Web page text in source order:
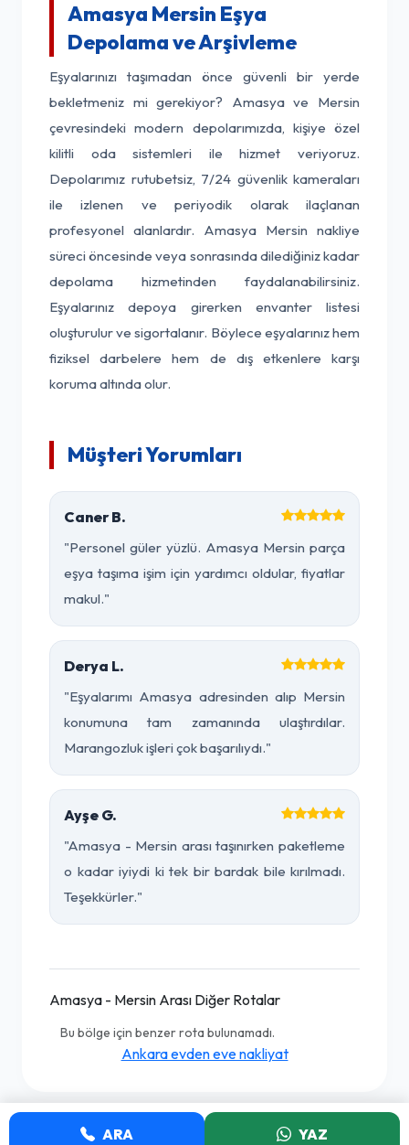
Amasya Mersin Eşya
Depolama ve Arşivleme
Eşyalarınızı taşımadan önce güvenli bir yerde
bekletmeniz mi gerekiyor? Amasya ve Mersin
çevresindeki modern depolarımızda, kişiye özel
kilitli oda sistemleri ile hizmet veriyoruz.
Depolarımız rutubetsiz, 7/24 güvenlik kameraları
ile izlenen ve periyodik olarak ilaçlanan
profesyonel alanlardır. Amasya Mersin nakliye
süreci öncesinde veya sonrasında dilediğiniz kadar
depolama hizmetinden faydalanabilirsiniz.
Eşyalarınız depoya girerken envanter listesi
oluşturulur ve sigortalanır. Böylece eşyalarınız hem
fiziksel darbelere hem de dış etkenlere karşı
koruma altında olur.
Müşteri Yorumları
Caner B.
"Personel güler yüzlü. Amasya Mersin parça
eşya taşıma işim için yardımcı oldular, fiyatlar
makul."
Derya L.
"Eşyalarımı Amasya adresinden alıp Mersin
konumuna tam zamanında ulaştırdılar.
Marangozluk işleri çok başarılıydı."
Ayşe G.
"Amasya - Mersin arası taşınırken paketleme
o kadar iyiydi ki tek bir bardak bile kırılmadı.
Teşekkürler."
Amasya - Mersin Arası Diğer Rotalar
Bu bölge için benzer rota bulunamadı.
Ankara evden eve nakliyat
ARA YAZ